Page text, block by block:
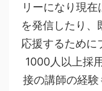
リーになり現
を発信したり、
応援するために
1000人以上採
接の講師の経